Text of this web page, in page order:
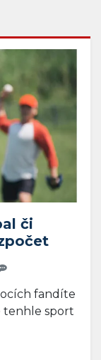
či
fandíte
tenhle sport